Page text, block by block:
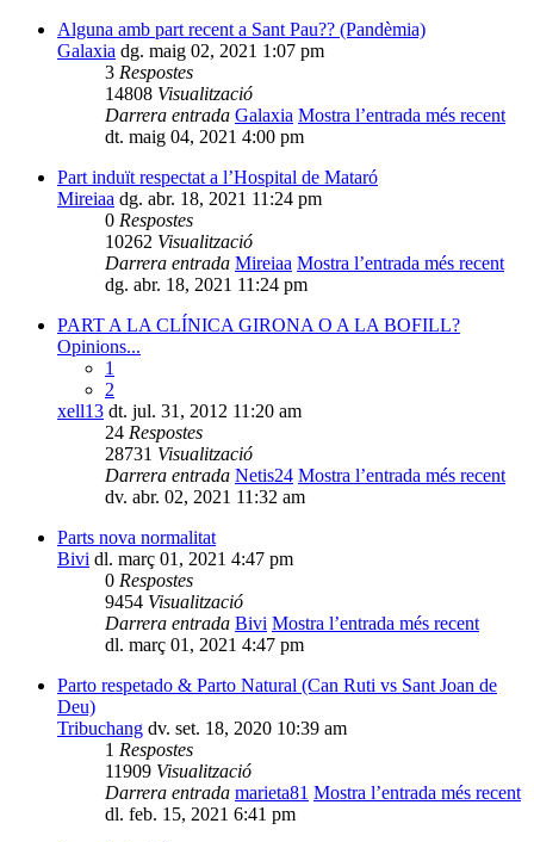
Alguna amb part recent a Sant Pau?? (Pandèmia)
Galaxia dg. maig 02, 2021 1:07 pm
3 Respostes
14808 Visualització
Darrera entrada Galaxia Mostra l’entrada més recent
dt. maig 04, 2021 4:00 pm
Part induït respectat a l’Hospital de Mataró
Mireiaa dg. abr. 18, 2021 11:24 pm
0 Respostes
10262 Visualització
Darrera entrada Mireiaa Mostra l’entrada més recent
dg. abr. 18, 2021 11:24 pm
PART A LA CLÍNICA GIRONA O A LA BOFILL?
Opinions...
1
2
xell13 dt. jul. 31, 2012 11:20 am
24 Respostes
28731 Visualització
Darrera entrada Netis24 Mostra l’entrada més recent
dv. abr. 02, 2021 11:32 am
Parts nova normalitat
Bivi dl. març 01, 2021 4:47 pm
0 Respostes
9454 Visualització
Darrera entrada Bivi Mostra l’entrada més recent
dl. març 01, 2021 4:47 pm
Parto respetado & Parto Natural (Can Ruti vs Sant Joan de
Deu)
Tribuchang dv. set. 18, 2020 10:39 am
1 Respostes
11909 Visualització
Darrera entrada marieta81 Mostra l’entrada més recent
dl. feb. 15, 2021 6:41 pm